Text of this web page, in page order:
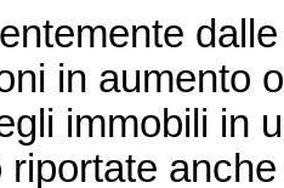
dalle
in aumento
immobili in